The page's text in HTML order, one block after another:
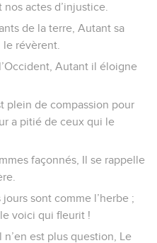
actes d’injustice.
de la terre, Autant sa
révèrent.
Autant il éloigne
plein de compassion pour
a pitié de ceux qui le
façonnés, Il se rappelle
sont comme l’herbe ;
voici qui fleurit !
est plus question, Le